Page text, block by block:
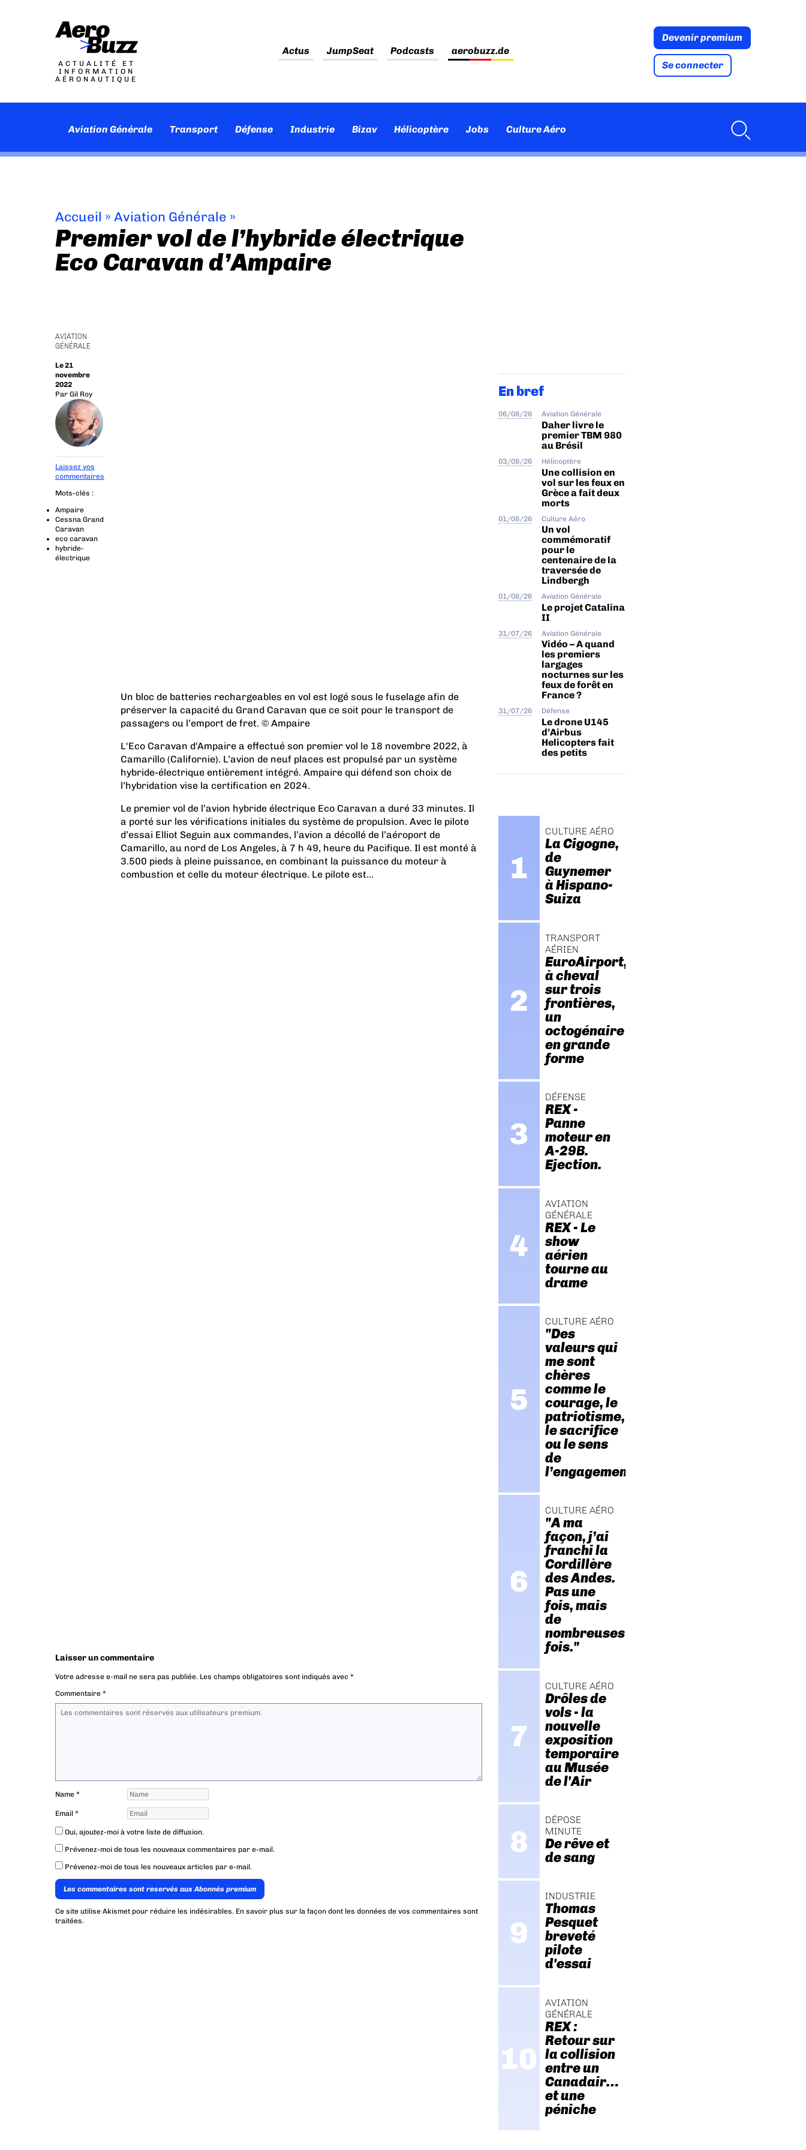
ACTUALITÉ ET
INFORMATION
AÉRONAUTIQUE
Actus JumpSeat Podcasts aerobuzz.de
Devenir premium
Se connecter
Aviation Générale Transport Défense Industrie Bizav Hélicoptère Jobs Culture Aéro
Accueil » Aviation Générale »
Premier vol de l’hybride électrique
Eco Caravan d’Ampaire
AVIATION
GÉNÉRALE
Le 21
novembre
2022
Par Gil Roy
Laissez vos
commentaires
Mots-clés :
Ampaire
Cessna Grand
Caravan
eco caravan
hybride-
électrique
Un bloc de batteries rechargeables en vol est logé sous le fuselage afin de
préserver la capacité du Grand Caravan que ce soit pour le transport de
passagers ou l’emport de fret. © Ampaire
L'Eco Caravan d'Ampaire a effectué son premier vol le 18 novembre 2022, à
Camarillo (Californie). L’avion de neuf places est propulsé par un système
hybride-électrique entièrement intégré. Ampaire qui défend son choix de
l’hybridation vise la certification en 2024.
Le premier vol de l’avion hybride électrique Eco Caravan a duré 33 minutes. Il
a porté sur les vérifications initiales du système de propulsion. Avec le pilote
d’essai Elliot Seguin aux commandes, l’avion a décollé de l’aéroport de
Camarillo, au nord de Los Angeles, à 7 h 49, heure du Pacifique. Il est monté à
3.500 pieds à pleine puissance, en combinant la puissance du moteur à
combustion et celle du moteur électrique. Le pilote est...
Laisser un commentaire
Votre adresse e-mail ne sera pas publiée. Les champs obligatoires sont indiqués avec *
Commentaire *
Name *
Email *
Oui, ajoutez-moi à votre liste de diffusion.
Prévenez-moi de tous les nouveaux commentaires par e-mail.
Prévenez-moi de tous les nouveaux articles par e-mail.
Les commentaires sont reservés aux Abonnés premium
Ce site utilise Akismet pour réduire les indésirables. En savoir plus sur la façon dont les données de vos commentaires sont
traitées.
En bref
06/08/26 Aviation Générale
Daher livre le
premier TBM 980
au Brésil
03/08/26 Hélicoptère
Une collision en
vol sur les feux en
Grèce a fait deux
morts
01/08/26 Culture Aéro
Un vol
commémoratif
pour le
centenaire de la
traversée de
Lindbergh
01/08/26 Aviation Générale
Le projet Catalina
II
31/07/26 Aviation Générale
Vidéo – A quand
les premiers
largages
nocturnes sur les
feux de forêt en
France ?
31/07/26 Défense
Le drone U145
d’Airbus
Helicopters fait
des petits
CULTURE AÉRO
La Cigogne,
de
Guynemer
à Hispano-
Suiza
TRANSPORT
AÉRIEN
EuroAirport,
à cheval
sur trois
frontières,
un
octogénaire
en grande
forme
DÉFENSE
REX -
Panne
moteur en
A-29B.
Ejection.
AVIATION
GÉNÉRALE
REX - Le
show
aérien
tourne au
drame
CULTURE AÉRO
"Des
valeurs qui
me sont
chères
comme le
courage, le
patriotisme,
le sacrifice
ou le sens
de
l’engagement."
CULTURE AÉRO
"A ma
façon, j’ai
franchi la
Cordillère
des Andes.
Pas une
fois, mais
de
nombreuses
fois."
CULTURE AÉRO
Drôles de
vols - la
nouvelle
exposition
temporaire
au Musée
de l'Air
DÉPOSE
MINUTE
De rêve et
de sang
INDUSTRIE
Thomas
Pesquet
breveté
pilote
d'essai
AVIATION
GÉNÉRALE
REX :
Retour sur
la collision
entre un
Canadair…
et une
péniche